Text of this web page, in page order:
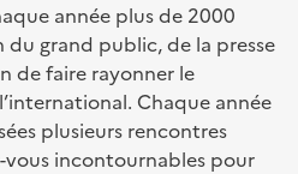
année plus de 2000
grand public, de la presse
de faire rayonner le
Chaque année
plusieurs rencontres
vous incontournables pour